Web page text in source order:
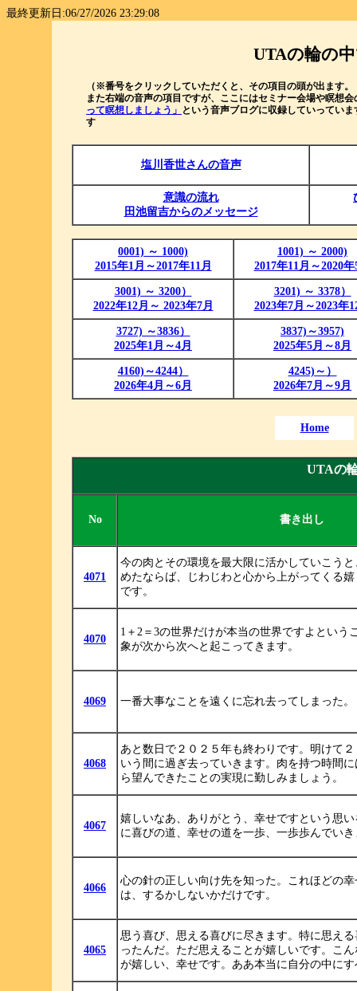
最終更新日:06/27/2026 23:29:08
UTAの輪の
（※番号をクリックしていただくと、その項目の頭が出ます。
また右端の音声の項目ですが、ここにはセミナー会場や瞑想
って瞑想しましょう」
という音声ブログに収録していってい
す
塩川香世さんの音声
意識の流れ
田池留吉からのメッセージ
0001) ～ 1000)
2015年1月～2017年11月
1001) ～ 2000)
2017年11月～2020年
3001) ～ 3200）
2022年12月～ 2023年7月
3201) ～ 3378）
2023年7月～2023年
3727) ～3836）
2025年1月～4月
3837)～3957)
2025年5月～8月
4160)～4244）
2026年4月～6月
4245)～）
2026年7月～9月
Home
UTAの
No 書き出し
4071
今の肉とその環境を最大限に活かしていこう
めたならば、じわじわと心から上がってくる
です。
4070
1＋2＝3の世界だけが本当の世界ですよという
象が次から次へと起こってきます。
4069 一番大事なことを遠くに忘れ去ってしまった。
4068
あと数日で２０２５年も終わりです。明けて
いう間に過ぎ去っていきます。肉を持つ時間
ら望んできたことの実現に勤しみましょう。
4067
嬉しいなあ、ありがとう、幸せですという思
に喜びの道、幸せの道を一歩、一歩歩んでい
4066
心の針の正しい向け先を知った。これほどの
は、するかしないかだけです。
4065
思う喜び、思える喜びに尽きます。特に思え
ったんだ。ただ思えることが嬉しいです。こ
が嬉しい、幸せです。ああ本当に自分の中に